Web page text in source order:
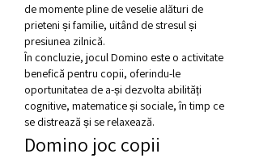
de momente pline de veselie alături de
prieteni și familie, uitând de stresul și
presiunea zilnică.
În concluzie, jocul Domino este o activitate
benefică pentru copii, oferindu-le
oportunitatea de a-și dezvolta abilități
cognitive, matematice și sociale, în timp ce
se distrează și se relaxează.
Domino joc copii